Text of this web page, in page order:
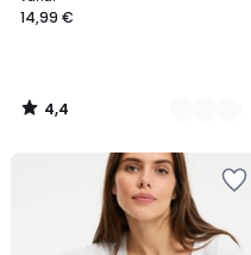
14,99 €
4,4
/